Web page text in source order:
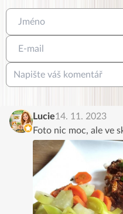
Lucie14. 11. 2023
Foto nic moc, ale ve